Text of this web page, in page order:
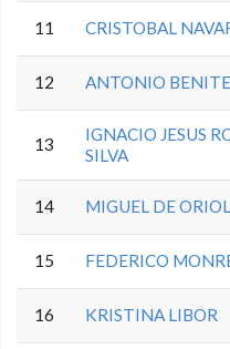
11 CRISTOBAL
12 ANTONIO
13
IGNACIO JESUS
SILVA
14 MIGUEL DE
15 FEDERICO
16 KRISTINA LIBOR